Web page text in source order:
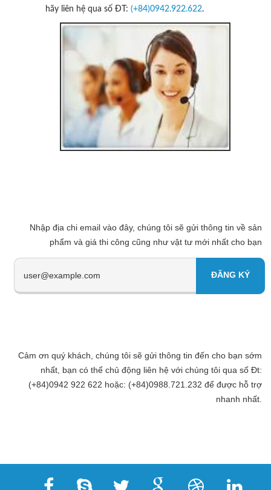
hãy liên hệ qua số ĐT: (+84)0942.922.622.
Nhập địa chi email vào đây, chúng tôi sẽ gửi thông tin về sản
phẩm và giá thi công cũng như vật tư mới nhất cho bạn
Cảm ơn quý khách, chúng tôi sẽ gửi thông tin đến cho bạn sớm
nhất, bạn có thể chủ động liên hệ với chúng tôi qua số Đt:
(+84)0942 922 622 hoặc: (+84)0988.721.232 để được hỗ trợ
nhanh nhất.